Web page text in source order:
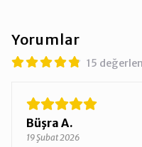
Yorumlar
15
Büşra A.
19 Şubat 2026